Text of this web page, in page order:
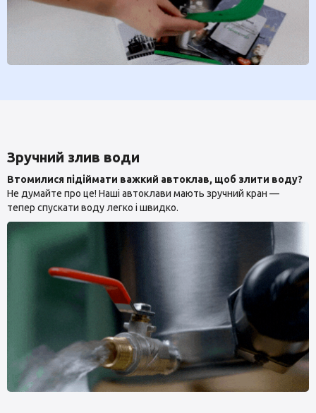
Зручний злив води
Втомилися підіймати важкий автоклав, щоб злити воду?
Не думайте про це! Наші автоклави мають зручний кран —
тепер спускати воду легко і швидко.